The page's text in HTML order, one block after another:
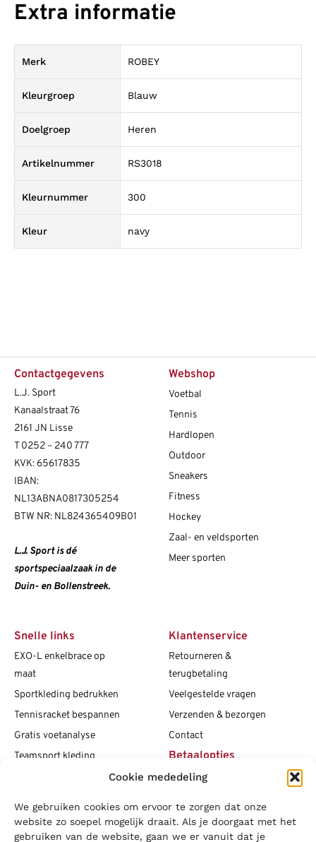
Cookie mededeling
We gebruiken cookies om ervoor te zorgen dat onze
website zo soepel mogelijk draait. Als je doorgaat met het
gebruiken van de website, gaan we er vanuit dat je
Extra informatie
Merk ROBEY
Kleurgroep Blauw
Doelgroep Heren
Artikelnummer RS3018
Kleurnummer 300
Kleur navy
Contactgegevens
L.J. Sport
Kanaalstraat 76
2161 JN Lisse
T0252 – 240 777
KVK: 65617835
IBAN:
NL13ABNA0817305254
BTW NR: NL824365409B01
L.J. Sport is dé
sportspeciaalzaak in de
Duin- en Bollenstreek.
Webshop
Voetbal
Tennis
Hardlopen
Outdoor
Sneakers
Fitness
Hockey
Zaal- en veldsporten
Meer sporten
Snelle links
EXO-L enkelbrace op
maat
Sportkleding bedrukken
Tennisracket bespannen
Gratis voetanalyse
Teamsport kleding
Vacatures
Blogs
Klantenservice
Retourneren &
terugbetaling
Veelgestelde vragen
Verzenden & bezorgen
Contact
Betaalopties
Social media